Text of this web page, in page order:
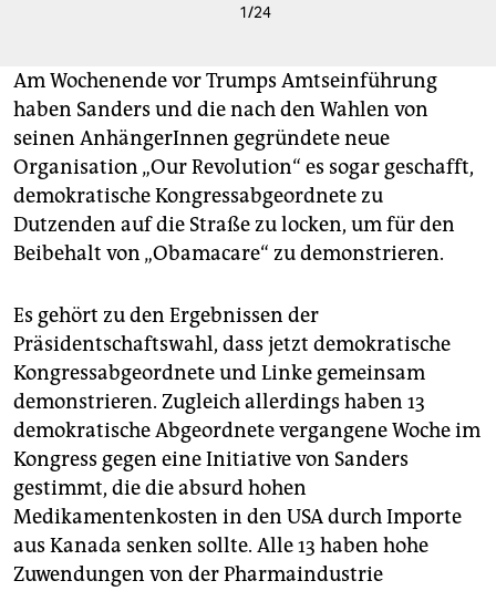
1/24
Am Wochenende vor Trumps Amtseinführung
haben Sanders und die nach den Wahlen von
seinen AnhängerInnen gegründete neue
Organisation „Our Revolution“ es sogar geschafft,
demokratische Kongressabgeordnete zu
Dutzenden auf die Straße zu locken, um für den
Beibehalt von „Obamacare“ zu demonstrieren.
Es gehört zu den Ergebnissen der
Präsidentschaftswahl, dass jetzt demokratische
Kongressabgeordnete und Linke gemeinsam
demonstrieren. Zugleich allerdings haben 13
demokratische Abgeordnete vergangene Woche im
Kongress gegen eine Initiative von Sanders
gestimmt, die die absurd hohen
Medikamentenkosten in den USA durch Importe
aus Kanada senken sollte. Alle 13 haben hohe
Zuwendungen von der Pharmaindustrie